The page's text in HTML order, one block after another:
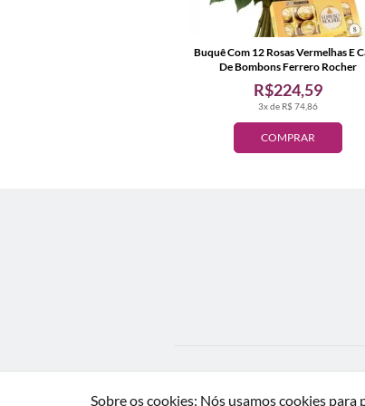
COMPRAR
3x de R$ 74,86
R$224,59
Buquê Com 12 Rosas Vermelhas E
De Bombons Ferrero Rocher
Sobre os cookies: Nós usamos cookies